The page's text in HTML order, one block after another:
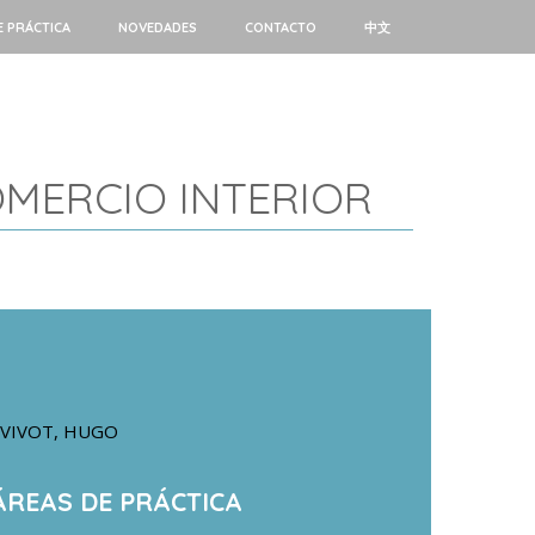
PRÁCTICA NOVEDADES CONTACTO 中文
INTERIOR
VIVOT, HUGO
DE PRÁCTICA